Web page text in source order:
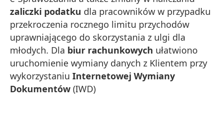
zaliczki podatku dla pracowników w przypadku
przekroczenia rocznego limitu przychodów
uprawniającego do skorzystania z ulgi dla
młodych. Dla biur rachunkowych ułatwiono
uruchomienie wymiany danych z Klientem przy
wykorzystaniu Internetowej Wymiany
Dokumentów (IWD)